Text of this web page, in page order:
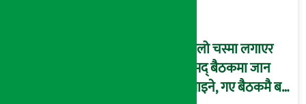
कालो चस्मा लगाएर
संसद् बैठकमा जान
नपाइने, गए बैठकमै बस्न